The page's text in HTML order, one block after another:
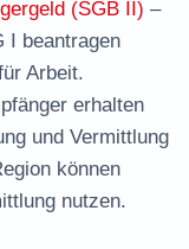
(SGB II) –
I beantragen
Arbeit.
erhalten
und Vermittlung
können
nutzen.